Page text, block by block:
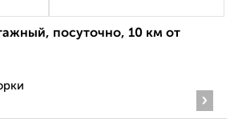
посуточно, 10 км от
›